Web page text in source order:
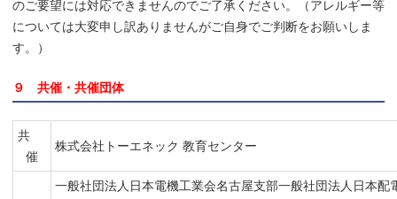
のご要望には対応できませんのでご了承ください。（アレルギー等
については大変申し訳ありませんがご自身でご判断をお願いしま
す。）
９ 共催・共催団体
共
催
株式会社トーエネック 教育センター
一般社団法人日本電機工業会名古屋支部一般社団法人日本配